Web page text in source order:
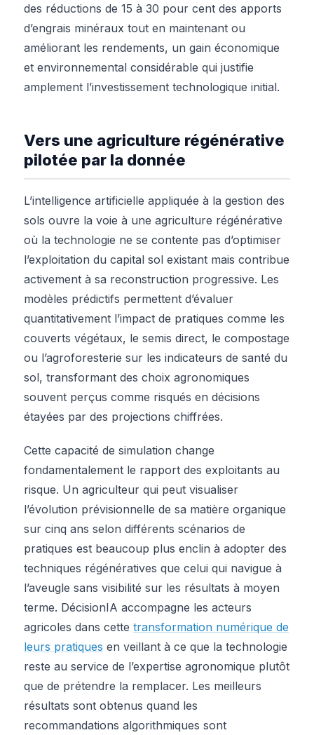
des réductions de 15 à 30 pour cent des apports
d’engrais minéraux tout en maintenant ou
améliorant les rendements, un gain économique
et environnemental considérable qui justifie
amplement l’investissement technologique initial.
Vers une agriculture régénérative
pilotée par la donnée
L’intelligence artificielle appliquée à la gestion des
sols ouvre la voie à une agriculture régénérative
où la technologie ne se contente pas d’optimiser
l’exploitation du capital sol existant mais contribue
activement à sa reconstruction progressive. Les
modèles prédictifs permettent d’évaluer
quantitativement l’impact de pratiques comme les
couverts végétaux, le semis direct, le compostage
ou l’agroforesterie sur les indicateurs de santé du
sol, transformant des choix agronomiques
souvent perçus comme risqués en décisions
étayées par des projections chiffrées.
Cette capacité de simulation change
fondamentalement le rapport des exploitants au
risque. Un agriculteur qui peut visualiser
l’évolution prévisionnelle de sa matière organique
sur cinq ans selon différents scénarios de
pratiques est beaucoup plus enclin à adopter des
techniques régénératives que celui qui navigue à
l’aveugle sans visibilité sur les résultats à moyen
terme. DécisionIA accompagne les acteurs
agricoles dans cette transformation numérique de
leurs pratiques en veillant à ce que la technologie
reste au service de l’expertise agronomique plutôt
que de prétendre la remplacer. Les meilleurs
résultats sont obtenus quand les
recommandations algorithmiques sont